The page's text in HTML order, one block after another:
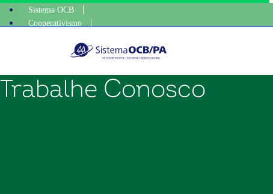
Sistema OCB
Cooperativismo
Trabalhe Conosco